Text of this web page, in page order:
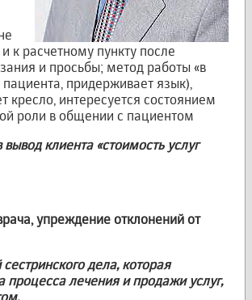
к расчетному пункту после
и просьбы; метод работы «в
придерживает язык),
кресло, интересуется состоянием
роли в общении с пациентом
вывод клиента «стоимость услуг
упреждение отклонений от
дела, которая
процесса лечения и продажи услуг,